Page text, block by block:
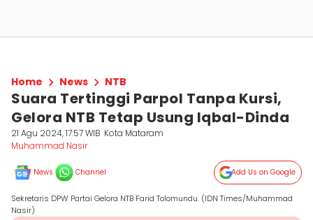
Home News NTB
Suara Tertinggi Parpol Tanpa Kursi,
Gelora NTB Tetap Usung Iqbal-Dinda
21 Agu 2024, 17:57 WIB Kota Mataram
Muhammad Nasir
News Channel Add Us on Google
Sekretaris DPW Partai Gelora NTB Farid Tolomundu. (IDN Times/Muhammad
Nasir)